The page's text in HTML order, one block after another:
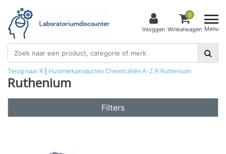
Inloggen
0
Winkelwagen Menu
Terug naar R Huismerkproducten Chemicaliën A-Z R Ruthenium
Ruthenium
Filters